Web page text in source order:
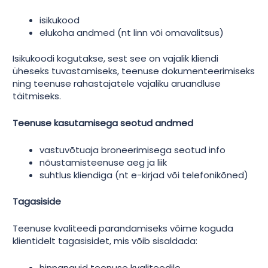
isikukood
elukoha andmed (nt linn või omavalitsus)
Isikukoodi kogutakse, sest see on vajalik kliendi
üheseks tuvastamiseks, teenuse dokumenteerimiseks
ning teenuse rahastajatele vajaliku aruandluse
täitmiseks.
Teenuse kasutamisega seotud andmed
vastuvõtuaja broneerimisega seotud info
nõustamisteenuse aeg ja liik
suhtlus kliendiga (nt e-kirjad või telefonikõned)
Tagasiside
Teenuse kvaliteedi parandamiseks võime koguda
klientidelt tagasisidet, mis võib sisaldada: